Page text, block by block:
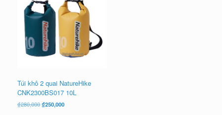
Túi khô 2 quai NatureHike
CNK2300BS017 10L
₫280,000Giá
₫250,000Giá